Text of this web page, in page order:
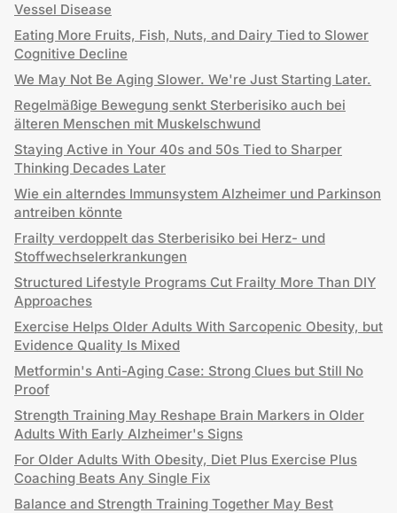
Vessel Disease
Eating More Fruits, Fish, Nuts, and Dairy Tied to Slower
Cognitive Decline
We May Not Be Aging Slower. We're Just Starting Later.
Regelmäßige Bewegung senkt Sterberisiko auch bei
älteren Menschen mit Muskelschwund
Staying Active in Your 40s and 50s Tied to Sharper
Thinking Decades Later
Wie ein alterndes Immunsystem Alzheimer und Parkinson
antreiben könnte
Frailty verdoppelt das Sterberisiko bei Herz- und
Stoffwechselerkrankungen
Structured Lifestyle Programs Cut Frailty More Than DIY
Approaches
Exercise Helps Older Adults With Sarcopenic Obesity, but
Evidence Quality Is Mixed
Metformin's Anti-Aging Case: Strong Clues but Still No
Proof
Strength Training May Reshape Brain Markers in Older
Adults With Early Alzheimer's Signs
For Older Adults With Obesity, Diet Plus Exercise Plus
Coaching Beats Any Single Fix
Balance and Strength Training Together May Best